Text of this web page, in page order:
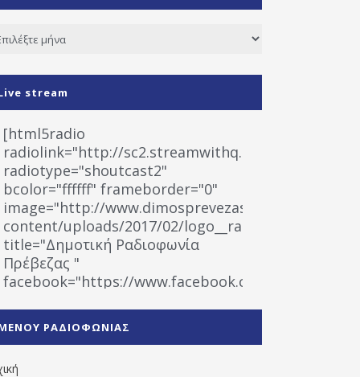
stream
[html5radio
radiolink="http://sc2.streamwithq.com:8028/
radiotype="shoutcast2"
bcolor="ffffff" frameborder="0"
image="http://www.dimosprevezas.gr/wp-
content/uploads/2017/02/logo__radiofonias.jpg"
title="Δημοτική Ραδιοφωνία
Πρέβεζας "
facebook="https://www.facebook.com/
1531194763766854/" artist="" ]
ΡΑΔΙΟΦΩΝΙΑΣ